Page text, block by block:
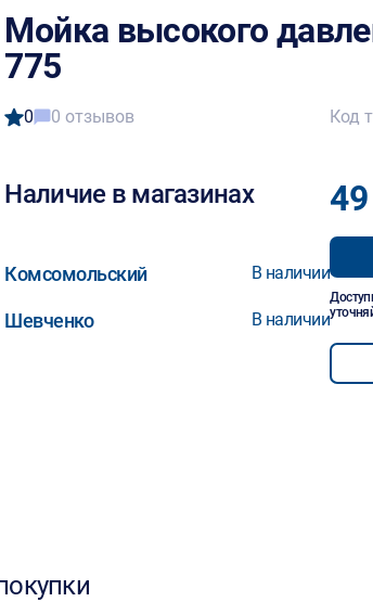
Мойка высокого
775
0 0 отзывов
Наличие в магазинах
Комсомольский В наличии
Шевченко В наличии
Код